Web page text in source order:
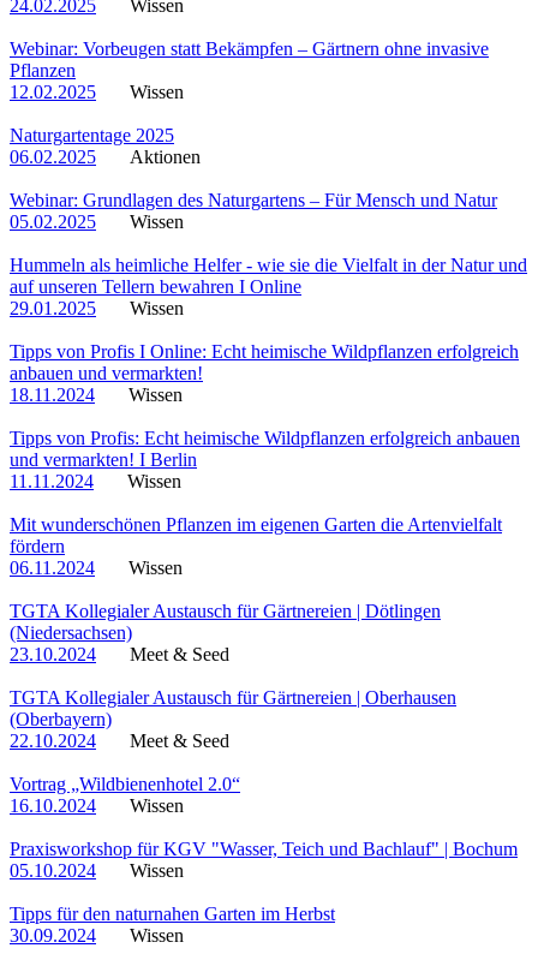
24.02.2025 Wissen
Webinar: Vorbeugen statt Bekämpfen – Gärtnern ohne invasive
Pflanzen
12.02.2025
Wissen
Naturgartentage 2025
06.02.2025
Aktionen
Webinar: Grundlagen des Naturgartens – Für Mensch und Natur
05.02.2025
Wissen
Hummeln als heimliche Helfer - wie sie die Vielfalt in der Natur und
auf unseren Tellern bewahren I Online
29.01.2025
Wissen
Tipps von Profis I Online: Echt heimische Wildpflanzen erfolgreich
anbauen und vermarkten!
18.11.2024
Wissen
Tipps von Profis: Echt heimische Wildpflanzen erfolgreich anbauen
und vermarkten! I Berlin
11.11.2024
Wissen
Mit wunderschönen Pflanzen im eigenen Garten die Artenvielfalt
fördern
06.11.2024
Wissen
TGTA Kollegialer Austausch für Gärtnereien | Dötlingen
(Niedersachsen)
23.10.2024
Meet & Seed
TGTA Kollegialer Austausch für Gärtnereien | Oberhausen
(Oberbayern)
22.10.2024
Meet & Seed
Vortrag „Wildbienenhotel 2.0“
16.10.2024
Wissen
Praxisworkshop für KGV "Wasser, Teich und Bachlauf" | Bochum
05.10.2024
Wissen
Tipps für den naturnahen Garten im Herbst
30.09.2024
Wissen